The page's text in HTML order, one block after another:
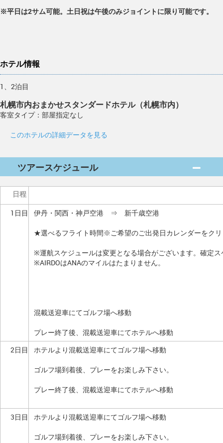
※平日は2サム可能。土日祝は午後のみジョイントに限り可能です。
ホテル情報
1、2泊目
札幌市内おまかせスタンダードホテル（札幌市内）
客室タイプ：部屋指定なし
このホテルの詳細データを見る
ツアースケジュール
日程
1日目
伊丹・関西・神戸空港 ⇒ 新千歳空港
★選べるフライト時間※ご希望のご出発日カレンダーをク
※運航スケジュールは変更となる場合がございます。確定
※AIRDOはANAのマイルはたまりません。
混載送迎車にてゴルフ場へ移動
プレー終了後、混載送迎車にてホテルへ移動
2日目
ホテルより混載送迎車にてゴルフ場へ移動
ゴルフ場到着後、プレーをお楽しみ下さい。
プレー終了後、混載送迎車にてホテルへ移動
3日目 ホテルより混載送迎車にてゴルフ場へ移動
ゴルフ場到着後、プレーをお楽しみ下さい。